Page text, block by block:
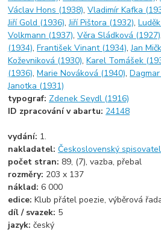
Václav Hons (1938),Vladimír Kafka
Jiří Gold (1936),Jiří Pištora (1932),
Volkmann (1937),Věra Sládková (1927)
(1934),František Vinant (1934),Jan
Koževniková (1930),Karel Tomášek
(1936),Marie Nováková (1940),
Janotka (1931)
typograf: Zdenek Seydl (1916)
ID zpracování v abartu: 24148
vydání: 1.
nakladatel: Československý spisovatel
počet stran: 89, (7), vazba, přebal
rozměry: 203 x 137
náklad:6 000
edice:Klub přátel poezie, výběrová
díl / svazek: 5
jazyk:český